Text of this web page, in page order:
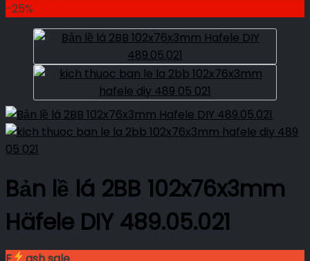
-25%
Bản lề lá 2BB 102x76x3mm
Häfele DIY 489.05.021